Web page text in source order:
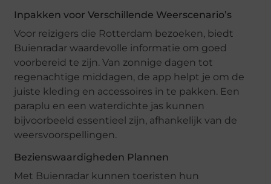
Inpakken voor Verschillende Weerscenario’s
Voor reizigers die Rotterdam bezoeken, biedt
Buienradar waardevolle informatie om goed
voorbereid te zijn. Van zonnige dagen tot
regenachtige middagen, de app helpt je om de
juiste kleding en accessoires in te pakken. Een
paraplu en een waterdichte jas kunnen
bijvoorbeeld essentieel zijn, afhankelijk van de
weersvoorspellingen.
Bezienswaardigheden Plannen
Met Buienradar kunnen toeristen hun